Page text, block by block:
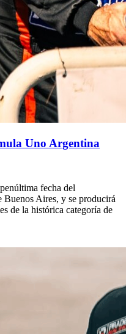
Uno Argentina
fecha del
Buenos Aires, y se producirá
de la histórica categoría de